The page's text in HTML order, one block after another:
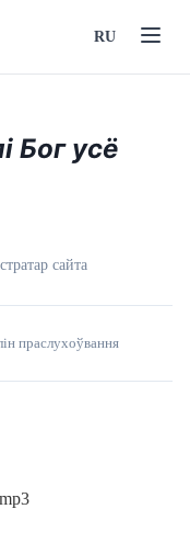
RU
Бог усё
сайта
праслухоўвання